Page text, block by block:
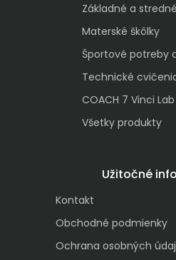
Základné a
Materské škôlky
Športové potreby
Technické
COACH 7 Vinci Lab
Všetky produkty
Užitočné
Kontakt
Obchodné podmienky
Ochrana osobných